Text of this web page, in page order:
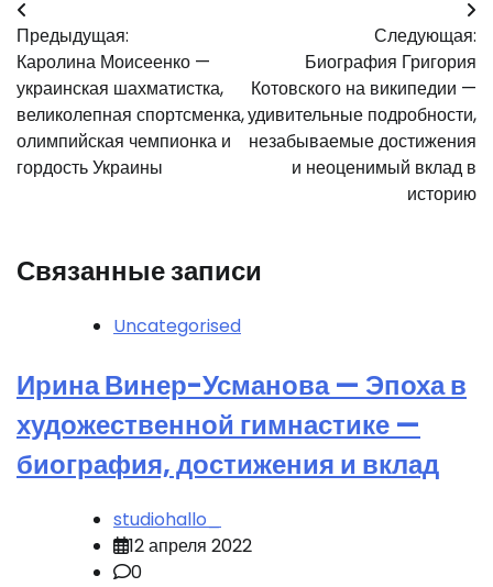
Навигация
по
записям
Предыдущая:
Каролина Моисеенко —
украинская шахматистка,
великолепная спортсменка,
олимпийская чемпионка и
гордость Украины
Следующая:
Биография Григория
Котовского на википедии —
удивительные подробности,
незабываемые достижения
и неоценимый вклад в
историю
Связанные записи
Uncategorised
Ирина Винер-Усманова — Эпоха в
художественной гимнастике —
биография, достижения и вклад
studiohallo_
12 апреля 2022
0